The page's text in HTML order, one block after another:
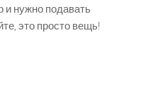
нужно подавать
это просто вещь!